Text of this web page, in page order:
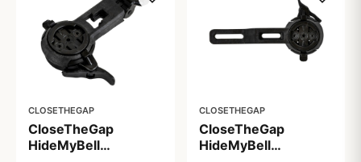
CLOSETHEGAP
CloseTheGap
HideMyBell
CLOSETHEGAP
CloseTheGap
HideMyBell